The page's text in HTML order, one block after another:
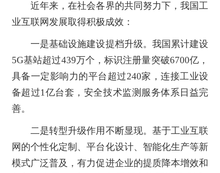
近年来，在社会各界的共同努力下，我国工
业互联网发展取得积极成效：
一是基础设施建设提档升级。我国累计建设
5G基站超过439万个，标识注册量突破6700亿，
具备一定影响力的平台超过240家，连接工业设
备超过1亿台套，安全技术监测服务体系日益完
善。
二是转型升级作用不断显现。基于工业互联
网的个性化定制、平台化设计、智能化生产等新
模式广泛普及，有力促进企业的提质降本增效和